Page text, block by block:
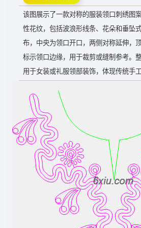
该图展示了一款对称的服装领口刺绣图
性花纹，包括波浪形线条、花朵和垂坠
布，中央为领口开口，两侧对称延伸，
标示领口边缘，用于裁剪或缝制参考。
用于女装或礼服领部装饰，体现传统手工